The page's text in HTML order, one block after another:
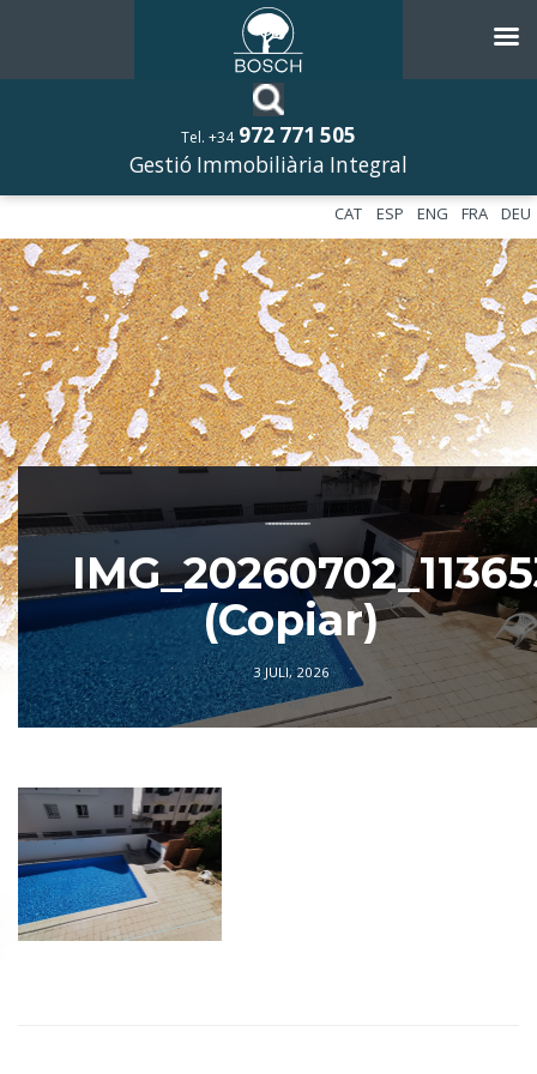
Tel. +34 972 771 505
Gestió Immobiliària Integral
DEU
FRA
ENG
ESP
CAT
––––––––––––
(Copiar)
3 JULI, 2026